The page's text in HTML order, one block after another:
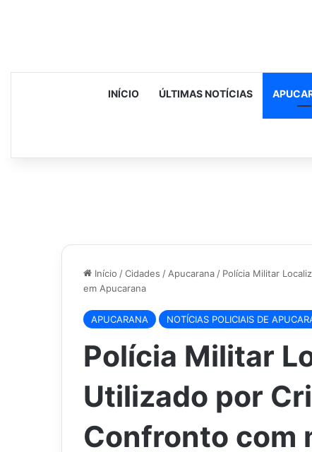
INÍCIO ÚLTIMAS NOTÍCIAS
Início /Cidades / Apucarana / Polícia Militar
em Apucarana
APUCARANA NOTÍCIAS POLICIAIS DE
Polícia Militar
Utilizado por
Confronto com